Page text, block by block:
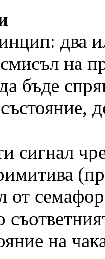
два
на
бъде
сигнал
от
на